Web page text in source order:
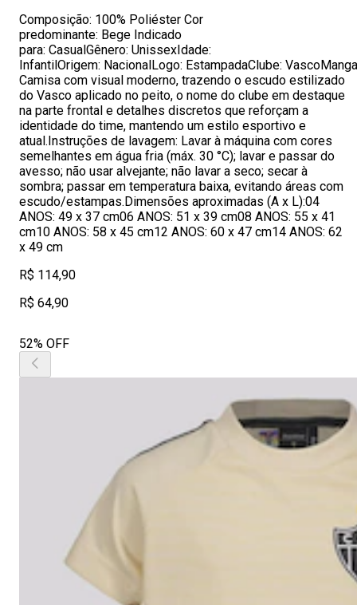
Composição: 100% Poliéster Cor
predominante: Bege Indicado
para: CasualGênero: UnissexIdade:
InfantilOrigem: NacionalLogo: EstampadaClube:
Camisa com visual moderno, trazendo o escudo estilizado
do Vasco aplicado no peito, o nome do clube em destaque
na parte frontal e detalhes discretos que reforçam a
identidade do time, mantendo um estilo esportivo e
atual.Instruções de lavagem: Lavar à máquina com cores
semelhantes em água fria (máx. 30 °C); lavar e passar do
avesso; não usar alvejante; não lavar a seco; secar à
sombra; passar em temperatura baixa, evitando áreas com
escudo/estampas.Dimensões aproximadas (A x L):04
ANOS: 49 x 37 cm06 ANOS: 51 x 39 cm08 ANOS: 55 x 41
cm10 ANOS: 58 x 45 cm12 ANOS: 60 x 47 cm14 ANOS: 62
x 49 cm
R$ 114,90
R$ 64,90
52% OFF